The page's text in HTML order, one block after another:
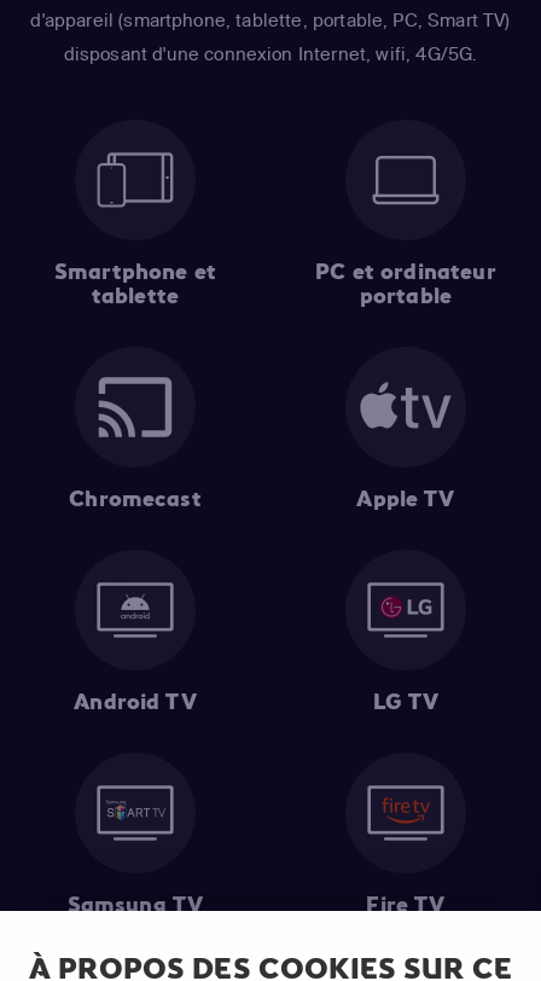
À PROPOS DES COOKIES SUR CE
d'appareil (smartphone, tablette, portable, PC, Smart TV)
disposant d'une connexion Internet, wifi, 4G/5G.
Smartphone et
tablette
PC et ordinateur
portable
Chromecast Apple TV
Android TV LG TV
Samsung TV Fire TV